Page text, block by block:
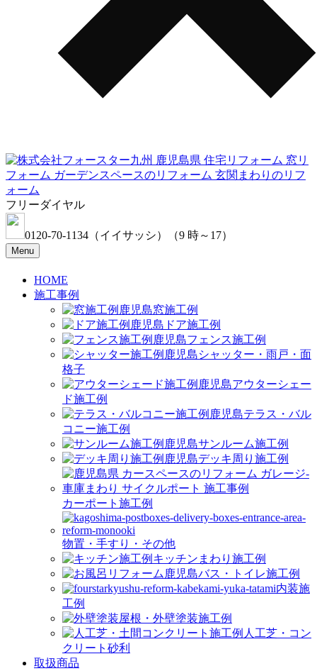
フリーダイヤル
0120-70-1134 （イイサッシ） （9 時～17）
Menu
HOME
施工事例
窓施工例
ドア施工例
フェンス施工例
シャッター・雨戸・面
格子
アウターシェー
ド施工例
テラス・バル
コニー施工例
サンルーム施工例
デッキ周り施工例
カーポート施工例
物置・手すり・その他
キッチンまわり施工例
バス・トイレ施工例
内装施
工例
屋根・外壁塗装施工例
人工芝・コン
クリート砂利
取扱商品